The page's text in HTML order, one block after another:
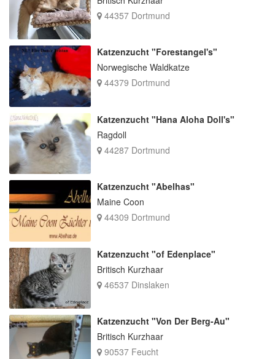
44357 Dortmund
Katzenzucht "Forestangel's"
Norwegische Waldkatze
44379 Dortmund
Katzenzucht "Hana Aloha Doll's"
Ragdoll
44287 Dortmund
Katzenzucht "Abelhas"
Maine Coon
44309 Dortmund
Katzenzucht "of Edenplace"
Britisch Kurzhaar
46537 Dinslaken
Katzenzucht "Von Der Berg-Au"
Britisch Kurzhaar
90537 Feucht